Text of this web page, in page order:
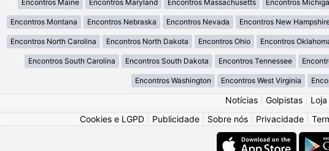
Encontros Maine Encontros Maryland Encontros Massachusetts Encontros
Encontros Montana Encontros Nebraska Encontros Nevada Encontros New
Encontros North Carolina Encontros North Dakota Encontros Ohio Encontros
Encontros South Carolina Encontros South Dakota Encontros Tennessee
Encontros Washington Encontros West Virginia
Notícias Golpistas Loja
Cookies e LGPD
Publicidade Sobre nós Privacidade